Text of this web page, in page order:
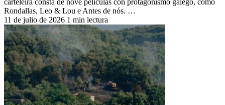
Rondallas, Leo & Lou e Antes de nós. …
11 de julio de 2026 1 min lectura